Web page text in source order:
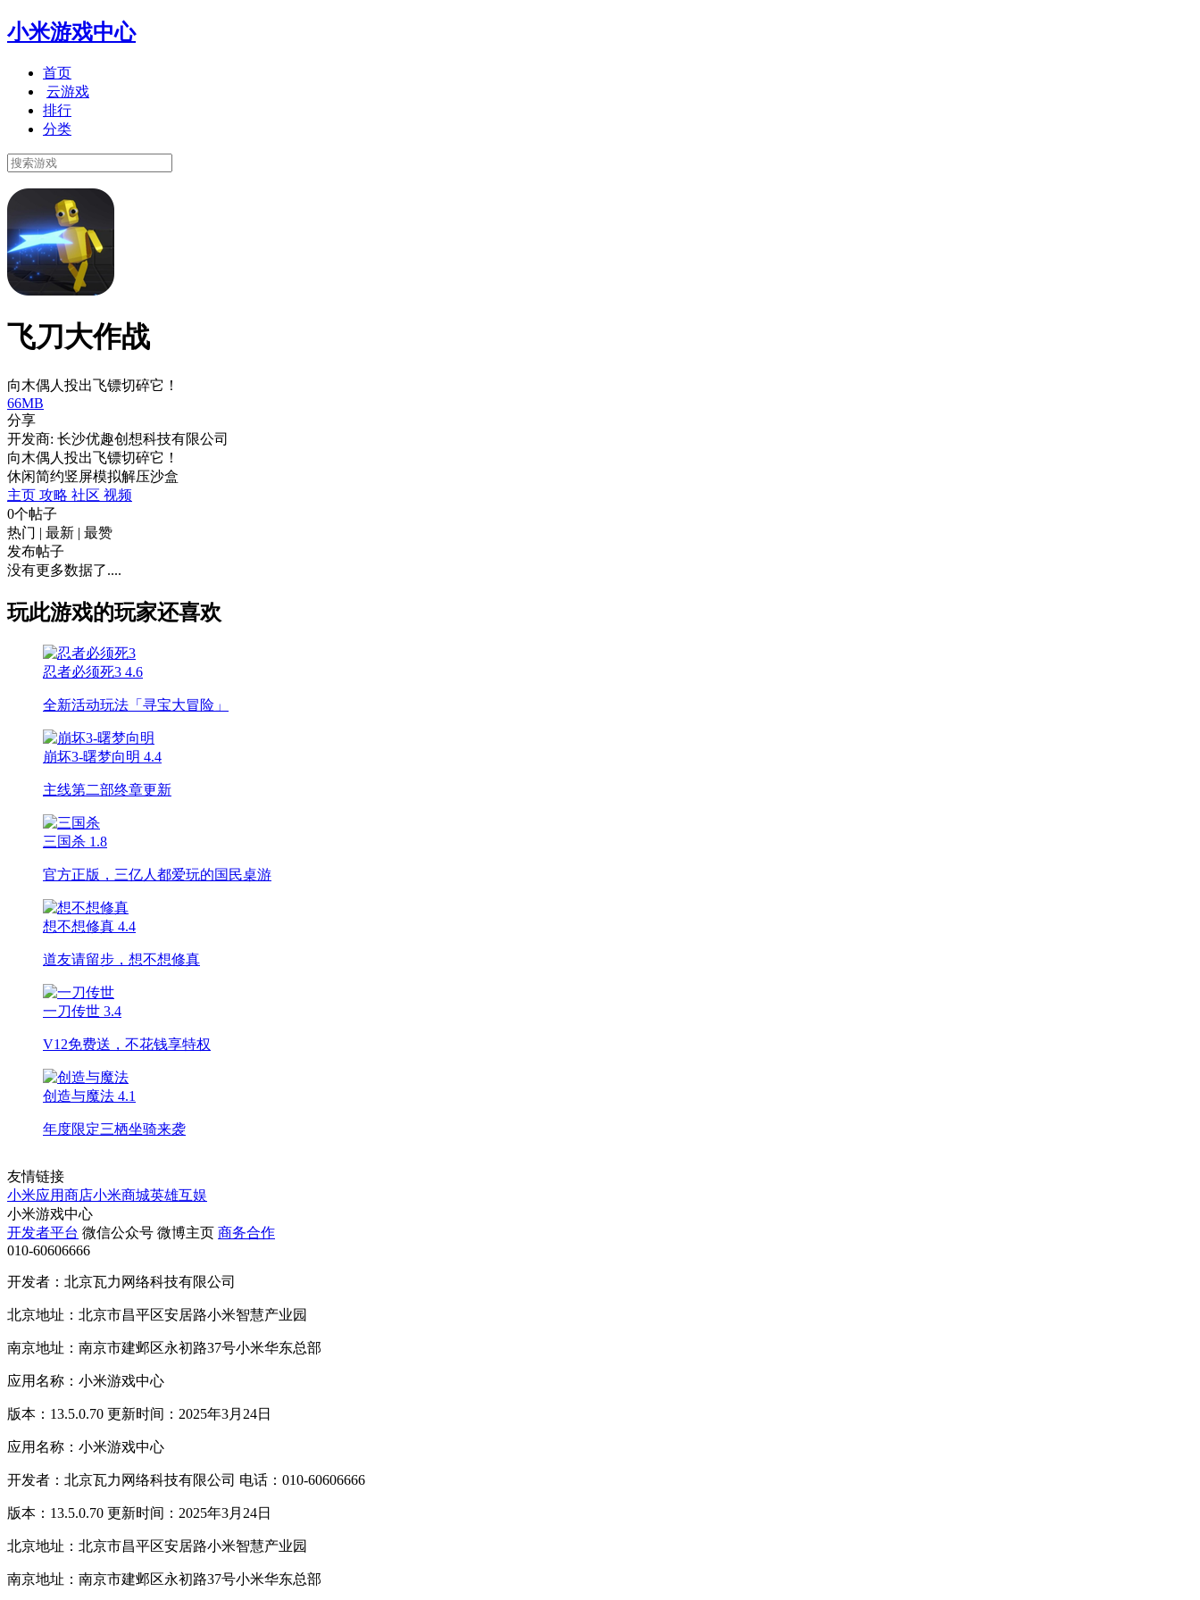
小米游戏中心
首页
云游戏
排行
分类
飞刀大作战
向木偶人投出飞镖切碎它！
66MB
分享
开发商: 长沙优趣创想科技有限公司
向木偶人投出飞镖切碎它！
休闲简约竖屏模拟解压沙盒
主页 攻略 社区 视频
0个帖子
热门 | 最新 | 最赞
发布帖子
没有更多数据了....
玩此游戏的玩家还喜欢
忍者必须死3 4.6
全新活动玩法「寻宝大冒险」
崩坏3-曙梦向明 4.4
主线第二部终章更新
三国杀 1.8
官方正版，三亿人都爱玩的国民桌游
想不想修真 4.4
道友请留步，想不想修真
一刀传世 3.4
V12免费送，不花钱享特权
创造与魔法 4.1
年度限定三栖坐骑来袭
友情链接
小米应用商店小米商城英雄互娱
小米游戏中心
开发者平台 微信公众号 微博主页 商务合作
010-60606666
开发者：北京瓦力网络科技有限公司
北京地址：北京市昌平区安居路小米智慧产业园
南京地址：南京市建邺区永初路37号小米华东总部
应用名称：小米游戏中心
版本：13.5.0.70 更新时间：2025年3月24日
应用名称：小米游戏中心
开发者：北京瓦力网络科技有限公司 电话：010-60606666
版本：13.5.0.70 更新时间：2025年3月24日
北京地址：北京市昌平区安居路小米智慧产业园
南京地址：南京市建邺区永初路37号小米华东总部